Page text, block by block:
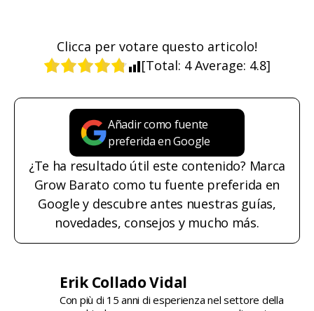
Clicca per votare questo articolo!
[Total: 4Average: 4.8]
Añadir como fuente
preferida en Google
¿Te ha resultado útil este contenido? Marca
Grow Barato como tu fuente preferida en
Google y descubre antes nuestras guías,
novedades, consejos y mucho más.
Erik Collado Vidal
Con più di 15 anni di esperienza nel settore della